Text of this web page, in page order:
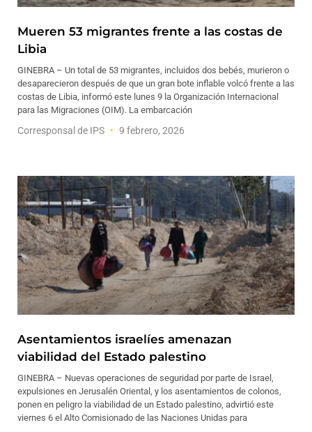
Mueren 53 migrantes frente a las costas de
Libia
GINEBRA – Un total de 53 migrantes, incluidos dos bebés, murieron o
desaparecieron después de que un gran bote inflable volcó frente a las
costas de Libia, informó este lunes 9 la Organización Internacional
para las Migraciones (OIM). La embarcación
Corresponsal de IPS 9 febrero, 2026
Asentamientos israelíes amenazan
viabilidad del Estado palestino
GINEBRA – Nuevas operaciones de seguridad por parte de Israel,
expulsiones en Jerusalén Oriental, y los asentamientos de colonos,
ponen en peligro la viabilidad de un Estado palestino, advirtió este
viernes 6 el Alto Comisionado de las Naciones Unidas para